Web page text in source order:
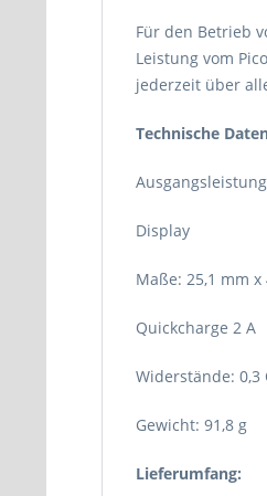
Für den Betrieb
Leistung vom
jederzeit über
Technische
Display
Maße: 25,1 mm
Quickcharge 2 A
Widerstände: 0,3
Gewicht: 91,8 g
Lieferumfang: